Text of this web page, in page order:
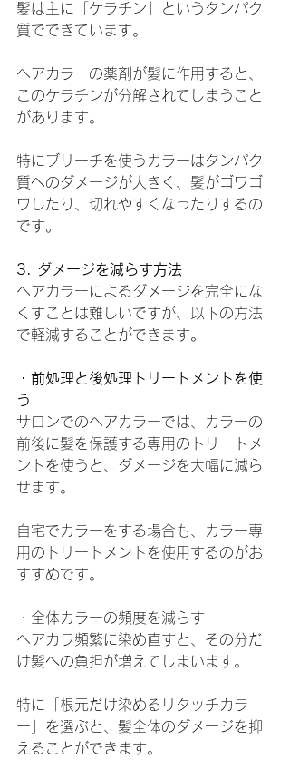
髪は主に「ケラチン」というタンパク
質でできています。
ヘアカラーの薬剤が髪に作用すると、
このケラチンが分解されてしまうこと
があります。
特にブリーチを使うカラーはタンパク
質へのダメージが大きく、髪がゴワゴ
ワしたり、切れやすくなったりするの
です。
3. ダメージを減らす方法
ヘアカラーによるダメージを完全にな
くすことは難しいですが、以下の方法
で軽減することができます。
・前処理と後処理トリートメントを使
う
サロンでのヘアカラーでは、カラーの
前後に髪を保護する専用のトリートメ
ントを使うと、ダメージを大幅に減ら
せます。
自宅でカラーをする場合も、カラー専
用のトリートメントを使用するのがお
すすめです。
・全体カラーの頻度を減らす
ヘアカラ頻繁に染め直すと、その分だ
け髪への負担が増えてしまいます。
特に「根元だけ染めるリタッチカラ
ー」を選ぶと、髪全体のダメージを抑
えることができます。